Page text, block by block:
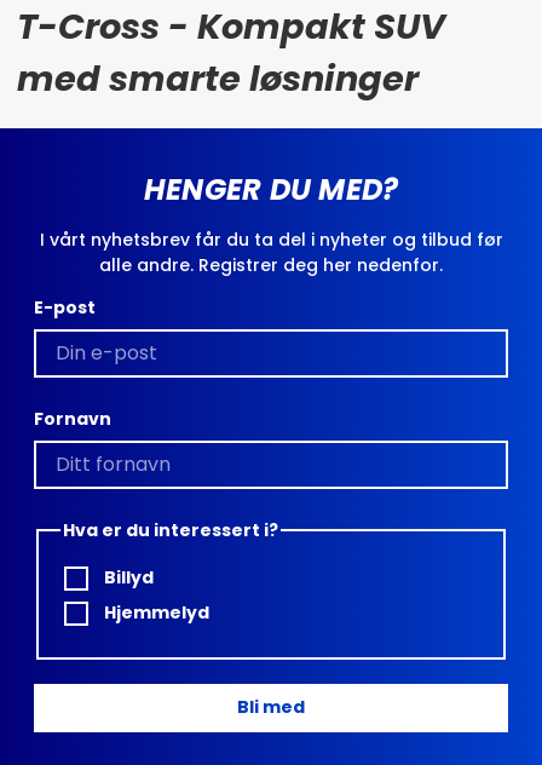
T-Cross - Kompakt SUV
med smarte løsninger
HENGER DU MED?
I vårt nyhetsbrev får du ta del i nyheter og tilbud før
alle andre. Registrer deg her nedenfor.
E-post
Fornavn
Hva er du interessert i?
Billyd
Hjemmelyd
Bli med